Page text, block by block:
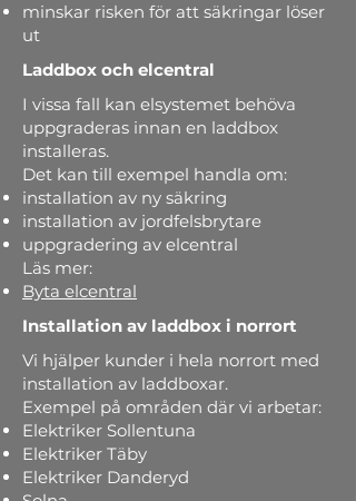
minskar risken för att säkringar löser
ut
Laddbox och elcentral
I vissa fall kan elsystemet behöva
uppgraderas innan en laddbox
installeras.
Det kan till exempel handla om:
installation av ny säkring
installation av jordfelsbrytare
uppgradering av elcentral
Läs mer:
Byta elcentral
Installation av laddbox i norrort
Vi hjälper kunder i hela norrort med
installation av laddboxar.
Exempel på områden där vi arbetar:
Elektriker Sollentuna
Elektriker Täby
Elektriker Danderyd